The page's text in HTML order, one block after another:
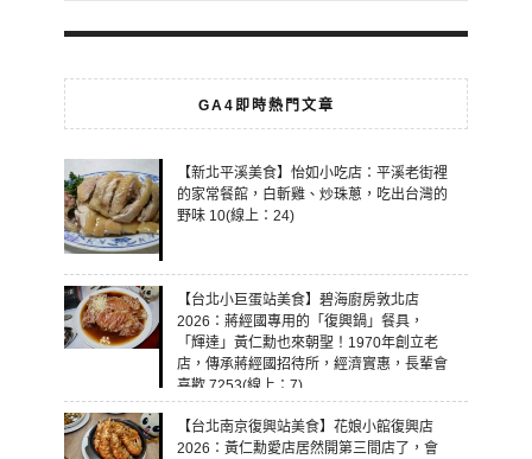
GA4即時熱門文章
【新北平溪美食】怡如小吃店：平溪老街裡
的家常餐館，白斬雞、炒珠蔥，吃出台灣的
野味 10(線上：24)
【台北小巨蛋站美食】碧海廚房敦北店
2026：蔣經國專用的「復興鍋」餐具，
「輝達」黃仁勳也來朝聖！1970年創立老
店，傳承蔣經國招待所，經濟實惠，長輩會
喜歡 7253(線上：7)
【台北南京復興站美食】花娘小館復興店
2026：黃仁勳愛店居然開第三間店了，會